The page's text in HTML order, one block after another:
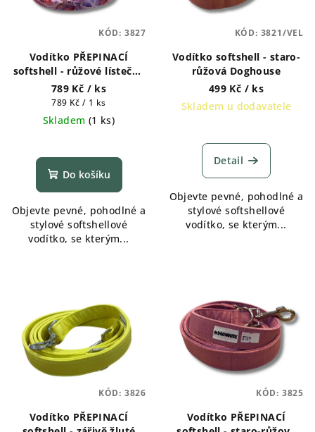
d
Vodítko PŘEPINACÍ
softshell - růžové lístečky
Doghouse
789 Kč / ks
Měrná
cena:
789 Kč / 1 ks
Skladem (1 ks)
Do košíku
Objevte pevné, pohodlné a
stylové softshellové
vodítko, se kterým...
KÓD: 3827
Vodítko softshell - staro-
růžová Doghouse
499 Kč / ks
Skladem u dodavatele
Detail
Objevte pevné, pohodlné a
stylové softshellové
vodítko, se kterým...
KÓD: 3821/VEL
Vodítko PŘEPINACÍ
KÓD: 3826
Vodítko PŘEPINACÍ
KÓD: 3825